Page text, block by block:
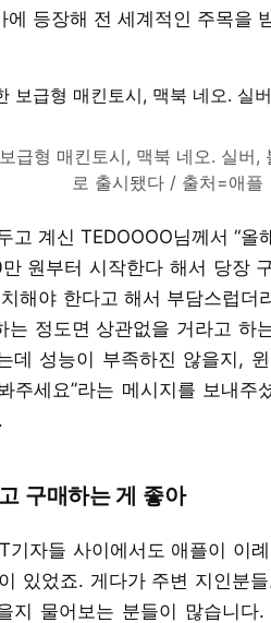
등장해 전 세계적인 주목을
급형 매킨토시, 맥북 네오. 실버
로 출시됐다 / 출처=애플
고 계신 TEDOOOO님께서 “
원부터 시작한다 해서 당장
해야 한다고 해서 부담스럽더
는 정도면 상관없을 거라고 하
데 성능이 부족하진 않을지,
주세요”라는 메시지를 보내주
구매하는 게 좋아
기자들 사이에서도 애플이 이
있었죠. 게다가 주변 지인분
지 물어보는 분들이 많습니다